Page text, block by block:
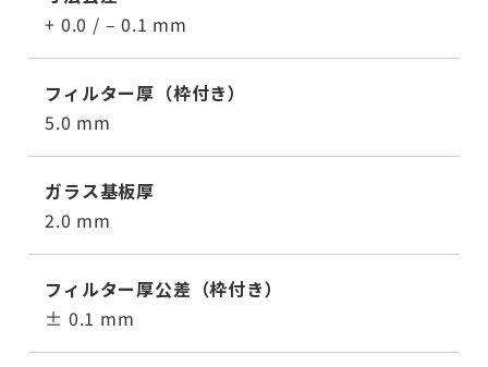
+ 0.0 / – 0.1 mm
フィルター厚（枠付き）
5.0 mm
ガラス基板厚
2.0 mm
フィルター厚公差（枠付き）
± 0.1 mm